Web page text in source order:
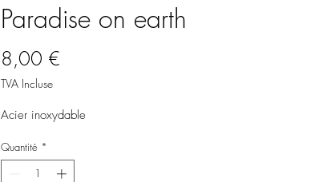
Paradise on earth
8,00 €
TVA Incluse
Acier inoxydable
Quantité *